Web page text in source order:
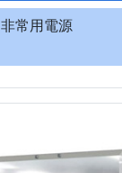
非常用電源